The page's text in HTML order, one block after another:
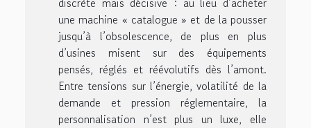
une machine « catalogue » et de la pousser
jusqu’à l’obsolescence, de plus en plus
d’usines misent sur des équipements
pensés, réglés et réévolutifs dès l’amont.
Entre tensions sur l’énergie, volatilité de la
demande et pression réglementaire, la
personnalisation n’est plus un luxe, elle